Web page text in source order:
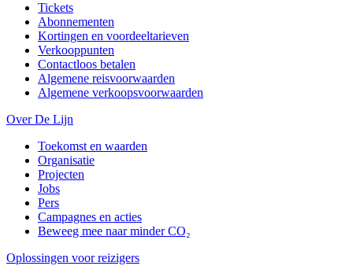
Tickets
Abonnementen
Kortingen en voordeeltarieven
Verkooppunten
Contactloos betalen
Algemene reisvoorwaarden
Algemene verkoopsvoorwaarden
Over De Lijn
Toekomst en waarden
Organisatie
Projecten
Jobs
Pers
Campagnes en acties
Beweeg mee naar minder CO₂
Oplossingen voor reizigers